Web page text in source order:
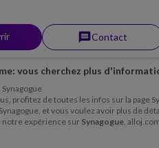
messageContact
vous cherchez plus
profitez de toutes les infos sur la page
et vous voulez avoir plus de
notre expérience surSynagogue,